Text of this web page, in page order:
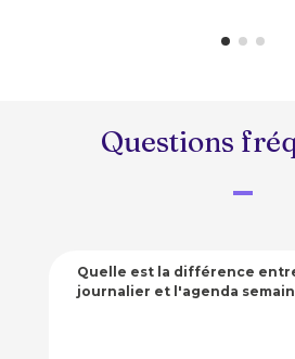
Questions
Quelle est la différence
journalier et l'agenda